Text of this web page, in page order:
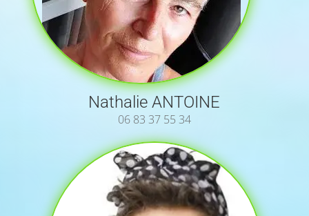
Nathalie ANTOINE
06 83 37 55 34